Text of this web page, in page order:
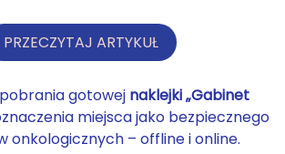
PRZECZYTAJ ARTYKUŁ
gotowej naklejki „Gabinet
miejsca jako bezpiecznego
onkologicznych – offline i online.